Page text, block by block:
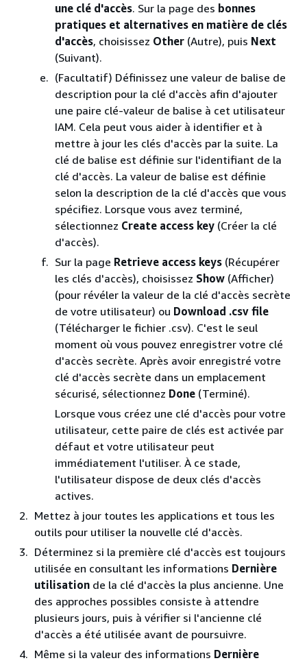
une clé d'accès. Sur la page des bonnes
pratiques et alternatives en matière de clés
d'accès, choisissez Other (Autre), puis Next
(Suivant).
(Facultatif) Définissez une valeur de balise de
description pour la clé d'accès afin d'ajouter
une paire clé-valeur de balise à cet utilisateur
IAM. Cela peut vous aider à identifier et à
mettre à jour les clés d'accès par la suite. La
clé de balise est définie sur l'identifiant de la
clé d'accès. La valeur de balise est définie
selon la description de la clé d'accès que vous
spécifiez. Lorsque vous avez terminé,
sélectionnez Create access key (Créer la clé
d'accès).
Sur la page Retrieve access keys (Récupérer
les clés d'accès), choisissez Show (Afficher)
(pour révéler la valeur de la clé d'accès secrète
de votre utilisateur) ou Download .csv file
(Télécharger le fichier .csv). C'est le seul
moment où vous pouvez enregistrer votre clé
d'accès secrète. Après avoir enregistré votre
clé d'accès secrète dans un emplacement
sécurisé, sélectionnez Done (Terminé).
Lorsque vous créez une clé d'accès pour votre
utilisateur, cette paire de clés est activée par
défaut et votre utilisateur peut
immédiatement l'utiliser. À ce stade,
l'utilisateur dispose de deux clés d'accès
actives.
Mettez à jour toutes les applications et tous les
outils pour utiliser la nouvelle clé d'accès.
Déterminez si la première clé d'accès est toujours
utilisée en consultant les informations Dernière
utilisation de la clé d'accès la plus ancienne. Une
des approches possibles consiste à attendre
plusieurs jours, puis à vérifier si l'ancienne clé
d'accès a été utilisée avant de poursuivre.
Même si la valeur des informations Dernière